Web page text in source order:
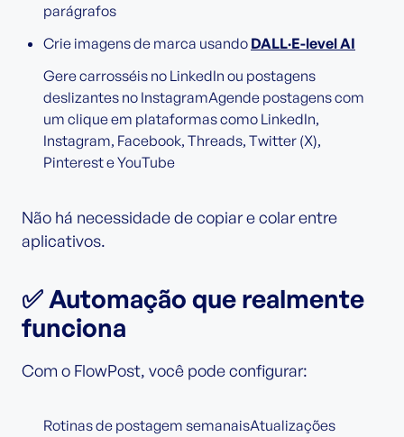
parágrafos
Crie imagens de marca usando DALL·E-level AI
Gere carrosséis no LinkedIn ou postagens
deslizantes no InstagramAgende postagens com
um clique em plataformas como LinkedIn,
Instagram, Facebook, Threads, Twitter (X),
Pinterest e YouTube
Não há necessidade de copiar e colar entre
aplicativos.
✅ Automação que realmente
funciona
Com o FlowPost, você pode configurar:
Rotinas de postagem semanaisAtualizações